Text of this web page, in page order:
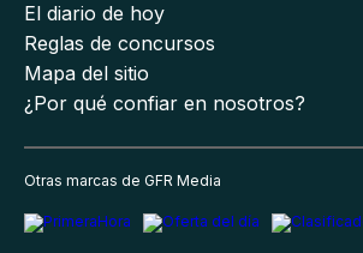
El diario de hoy
Reglas de concursos
Mapa del sitio
¿Por qué confiar en nosotros?
Otras marcas de GFR Media